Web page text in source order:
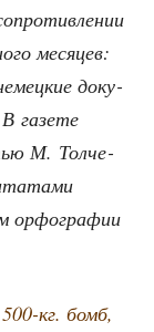
меся­цев:
доку­
газе­те
М. Тол­че­
орфо­гра­фии
кг. бомб,